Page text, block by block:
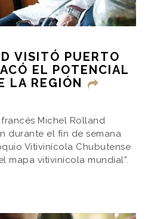
VISITÓ PUERTO
EL POTENCIAL
LA REGIÓN
Michel Rolland
durante el fin de semana
Vitivinícola Chubutense
mapa vitivinícola mundial”.